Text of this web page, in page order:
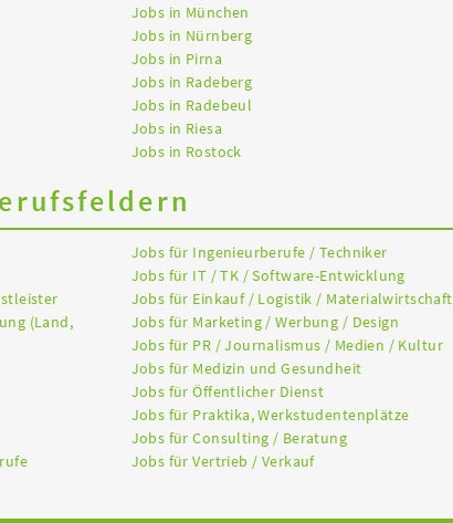
Jobs in München
Jobs in Nürnberg
Jobs in Pirna
Jobs in Radeberg
Jobs in Radebeul
Jobs in Riesa
Jobs in Rostock
(Land,
Jobs für Ingenieurberufe / Techniker
Jobs für IT / TK / Software-Entwicklung
Jobs für Einkauf / Logistik / Materialwirtschaft
Jobs für Marketing / Werbung / Design
Jobs für PR / Journalismus / Medien / Kultur
Jobs für Medizin und Gesundheit
Jobs für Öffentlicher Dienst
Jobs für Praktika, Werkstudentenplätze
Jobs für Consulting / Beratung
Jobs für Vertrieb / Verkauf